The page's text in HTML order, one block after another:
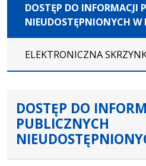
DOSTĘP DO INFORMACJI
NIEUDOSTĘPNIONYCH W
ELEKTRONICZNA
DOSTĘP DO
PUBLICZNYCH